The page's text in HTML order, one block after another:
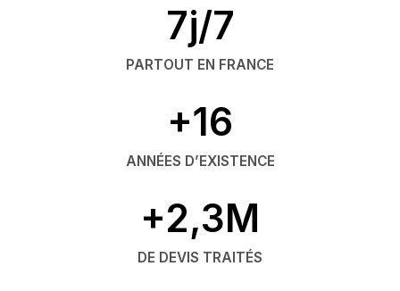
7j/7
PARTOUT EN FRANCE
+16
ANNÉES D’EXISTENCE
+2,3M
DE DEVIS TRAITÉS